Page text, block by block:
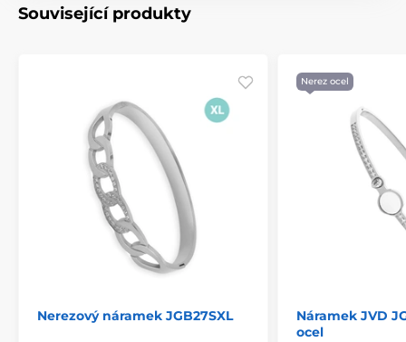
Související produkty
Nerezový náramek JGB27SXL
Nerez ocel
Náramek JVD
ocel